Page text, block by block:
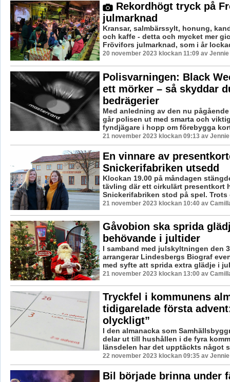
Rekordhögt tryck på
julmarknad
Kransar, salmbärssylt, honung,
och kaffe - detta och mycket mer
Frövifors julmarknad, som i år
20 november 2023 klockan 11:09 av
Polisvarningen: Black
ett mörker – så skyddar
bedrägerier
Med anledning av den nu
går polisen ut med smarta och
fyndjägare i hopp om förebygga
21 november 2023 klockan 09:13 av
En vinnare av
Snickerifabriken utsedd
Klockan 19.00 på måndagen
tävling där ett cirkulärt presentkort
Snickerifabriken stod på spel. Trots
21 november 2023 klockan 10:40 av
Gåvobion ska sprida
behövande i jultider
I samband med julskyltningen den
arrangerar Lindesbergs Biograf
med syfte att sprida extra glädje i
21 november 2023 klockan 13:00 av
Tryckfel i kommunens
tidigarelade första
olyckligt”
I den almanacka som
delar ut till hushållen i de fyra
länsdelen har det upptäckts något
22 november 2023 klockan 09:35 av
Bil började brinna under